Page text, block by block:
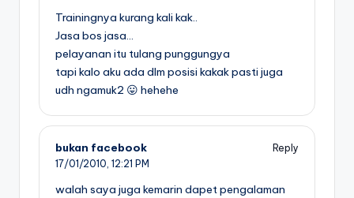
Trainingnya kurang kali kak..
Jasa bos jasa…
pelayanan itu tulang punggungya
tapi kalo aku ada dlm posisi kakak pasti juga
udh ngamuk2 😛 hehehe
bukan facebook
Reply
17/01/2010, 12:21 PM
walah saya juga kemarin dapet pengalaman